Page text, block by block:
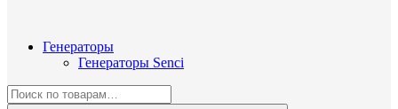
Генераторы
Генераторы Senci